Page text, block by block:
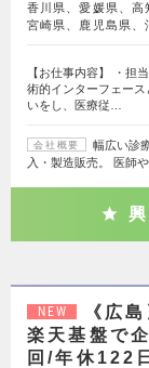
香川県、愛媛県、高
宮崎県、鹿児島県、
【お仕事内容】 ・担
術的インターフェー
いをし、医療従…
会社概要
幅広い診
入・製造販売。 医師
NEW
《広
楽天基盤で
回/年休122日